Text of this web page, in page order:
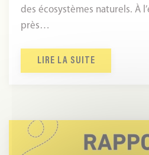
des écosystèmes naturels. À
près…
LIRE LA SUITE
2025,